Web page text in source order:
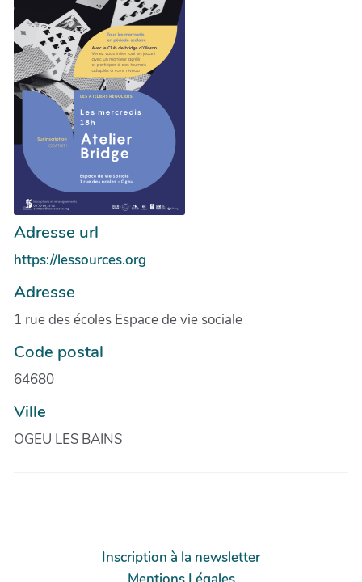
Adresse url
https://lessources.org
Adresse
1 rue des écoles Espace de vie sociale
Code postal
64680
Ville
OGEU LES BAINS
Inscription à la newsletter